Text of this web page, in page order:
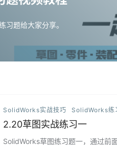
习题给大家分享。
SolidWorks实战技巧 SolidWorks练
2.20草图实战练习一
SolidWorks草图练习题一，通过前